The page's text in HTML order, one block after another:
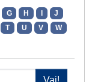
G H
J
T U V
W